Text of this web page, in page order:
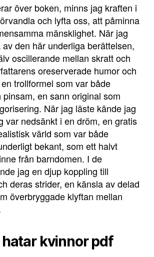
över boken, minns jag kraften i
och lyfta oss, att påminna
mänsklighet. När jag
den här underliga berättelsen,
oscillerande mellan skratt och
oreserverade humor och
trollformel som var både
en sann original som
När jag läste kände jag
var nedsänkt i en dröm, en gratis
värld som var både
bekant, som ett halvt
från barndomen. I de
jag en djup koppling till
deras strider, en känsla av delad
överbryggade klyftan mellan
hatar kvinnor pdf